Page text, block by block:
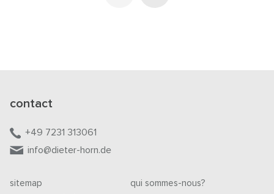
contact
+49 7231 313061
info@dieter-horn.de
sitemap
qui sommes-nous?